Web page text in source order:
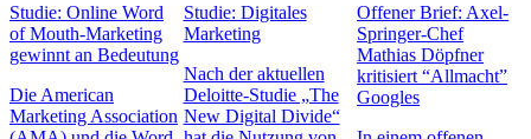
Studie: Online Word
of Mouth-Marketing
gewinnt an Bedeutung
Die American
Marketing Association
Studie: Digitales
Marketing
Nach der aktuellen
Deloitte-Studie „The
New Digital Divide“
Offener Brief: Axel-
Springer-Chef
Mathias Döpfner
kritisiert “Allmacht”
Googles